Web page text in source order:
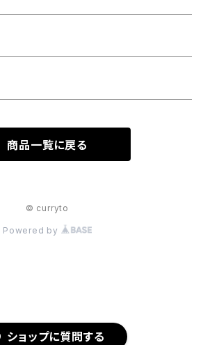
ショップに質問する
商品一覧に戻る
© curryto
Powered by